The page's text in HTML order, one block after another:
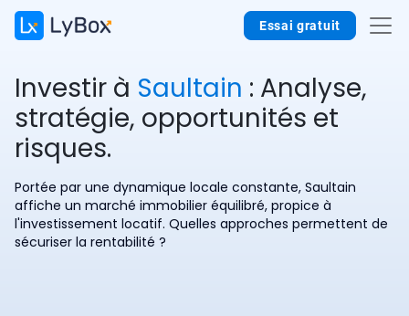
Essai gratuit
Investir à Saultain : Analyse,
stratégie, opportunités et
risques.
Portée par une dynamique locale constante, Saultain
affiche un marché immobilier équilibré, propice à
l'investissement locatif. Quelles approches permettent de
sécuriser la rentabilité ?